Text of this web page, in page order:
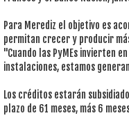
Para Merediz el objetivo es
permitan crecer y producir
"Cuando las PyMEs invierten
instalaciones, estamos
Los créditos estarán
plazo de 61 meses, más 6